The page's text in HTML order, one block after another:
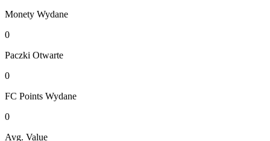
Monety Wydane
0
Paczki Otwarte
0
FC Points Wydane
0
Avg. Value